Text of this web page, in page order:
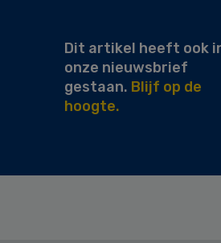
Dit artikel heeft ook
onze nieuwsbrief
gestaan. Blijf op de
hoogte.